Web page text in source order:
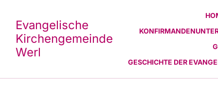
Evangelische
Kirchengemeinde
Werl
GESCHICHTE DER